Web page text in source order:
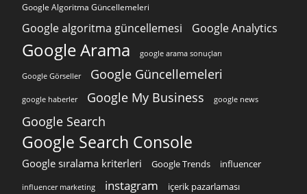
Google Algoritma Güncellemeleri
Google algoritma güncellemesi Google Analytics
Google Arama google arama sonuçları
Google Görseller Google Güncellemeleri
google haberler Google My Business google news
Google Search
Google Search Console
Google sıralama kriterleri Google Trends influencer
influencer marketing instagram içerik pazarlaması